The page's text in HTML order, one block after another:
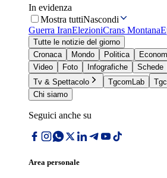
In evidenza
Mostra tuttiNascondi
Guerra IranElezioniCrans Montana
Tutte le notizie del giorno
Cronaca
Mondo Politica
Video
Foto Infografiche
Schede
Tv & Spettacolo
TgcomLab
Chi siamo
Seguici anche su
Area personale